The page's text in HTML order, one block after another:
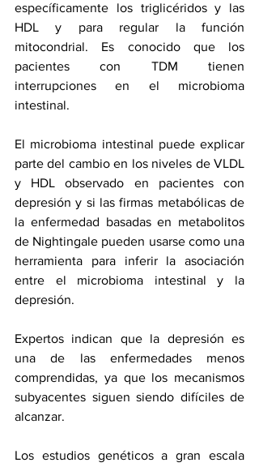
específicamente los triglicéridos y las
HDL y para regular la función
mitocondrial. Es conocido que los
pacientes con TDM tienen
interrupciones en el microbioma
intestinal.
El microbioma intestinal puede explicar
parte del cambio en los niveles de VLDL
y HDL observado en pacientes con
depresión y si las firmas metabólicas de
la enfermedad basadas en metabolitos
de Nightingale pueden usarse como una
herramienta para inferir la asociación
entre el microbioma intestinal y la
depresión.
Expertos indican que la depresión es
una de las enfermedades menos
comprendidas, ya que los mecanismos
subyacentes siguen siendo difíciles de
alcanzar.
Los estudios genéticos a gran escala